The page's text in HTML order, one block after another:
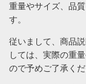
重量やサイズ、品
す。
従いまして、商品
しては、実際の重
ので予めご了承くだ